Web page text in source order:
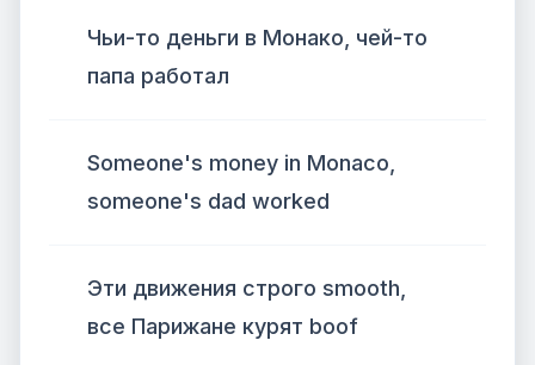
Чьи-то деньги в Монако, чей-то
папа работал
Someone's money in Monaco,
someone's dad worked
Эти движения строго smooth,
все Парижане курят boof